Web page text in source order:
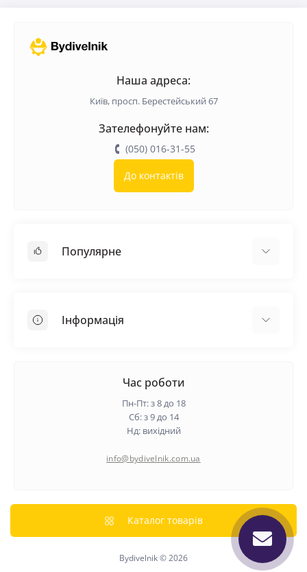
Наша адреса:
Київ, просп. Берестейський 67
Зателефонуйте нам:
(050) 016-31-55
До контактів
Популярне
Самовирівнююча суміш
Інформація
Гарантія та повернення
Політика конфіденційності
Час роботи
Пн-Пт: з 8 до 18
Сб: з 9 до 14
Нд: вихідний
info@bydivelnik.com.ua
Каталог товарів
Bydivelnik © 2026